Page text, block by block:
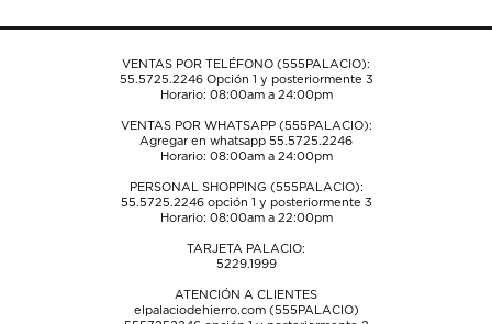
envío.envío.envío.envío.envío.
VENTAS POR TELÉFONO (555PALACIO):
55.5725.2246Opción 1 y posteriormente 3
Horario: 08:00am a 24:00pm
VENTAS POR WHATSAPP (555PALACIO):
Agregar en whatsapp 55.5725.2246
Horario: 08:00am a 24:00pm
PERSONAL SHOPPING (555PALACIO):
55.5725.2246opción 1 y posteriormente 3
Horario: 08:00am a 22:00pm
TARJETA PALACIO:
5229.1999
ATENCIÓN A CLIENTES
elpalaciodehierro.com (555PALACIO)